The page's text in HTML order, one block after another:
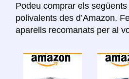
Podeu comprar els
polivalents des d’Amazon.
aparells recomanats per al